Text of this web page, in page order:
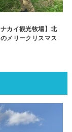
ナカイ観光牧場】北
メリークリスマス